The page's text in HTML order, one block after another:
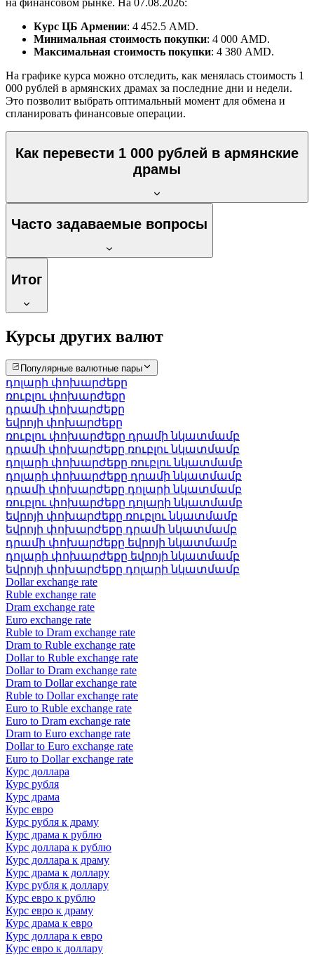
на финансовом рынке. На 07.08.2026:
Курс ЦБ Армении: 4 452.5 AMD.
Минимальная стоимость покупки: 4 000 AMD.
Максимальная стоимость покупки: 4 380 AMD.
На графике курса можно отследить, как менялась стоимость 1
000 рублей в армянских драмах за последние дни и недели.
Это позволит выбрать оптимальный момент для обмена и
спланировать финансовые операции.
Как перевести 1 000 рублей в армянские
драмы
Часто задаваемые вопросы
Итог
Курсы других валют
Популярные валютные пары
դոլարի փոխարժեքը
ռուբլու փոխարժեքը
դրամի փոխարժեքը
եվրոյի փոխարժեքը
ռուբլու փոխարժեքը դրամի նկատմամբ
դրամի փոխարժեքը ռուբլու նկատմամբ
դոլարի փոխարժեքը ռուբլու նկատմամբ
դոլարի փոխարժեքը դրամի նկատմամբ
դրամի փոխարժեքը դոլարի նկատմամբ
ռուբլու փոխարժեքը դոլարի նկատմամբ
եվրոյի փոխարժեքը ռուբլու նկատմամբ
եվրոյի փոխարժեքը դրամի նկատմամբ
դրամի փոխարժեքը եվրոյի նկատմամբ
դոլարի փոխարժեքը եվրոյի նկատմամբ
եվրոյի փոխարժեքը դոլարի նկատմամբ
Dollar exchange rate
Ruble exchange rate
Dram exchange rate
Euro exchange rate
Ruble to Dram exchange rate
Dram to Ruble exchange rate
Dollar to Ruble exchange rate
Dollar to Dram exchange rate
Dram to Dollar exchange rate
Ruble to Dollar exchange rate
Euro to Ruble exchange rate
Euro to Dram exchange rate
Dram to Euro exchange rate
Dollar to Euro exchange rate
Euro to Dollar exchange rate
Курс доллара
Курс рубля
Курс драма
Курс евро
Курс рубля к драму
Курс драма к рублю
Курс доллара к рублю
Курс доллара к драму
Курс драма к доллару
Курс рубля к доллару
Курс евро к рублю
Курс евро к драму
Курс драма к евро
Курс доллара к евро
Курс евро к доллару